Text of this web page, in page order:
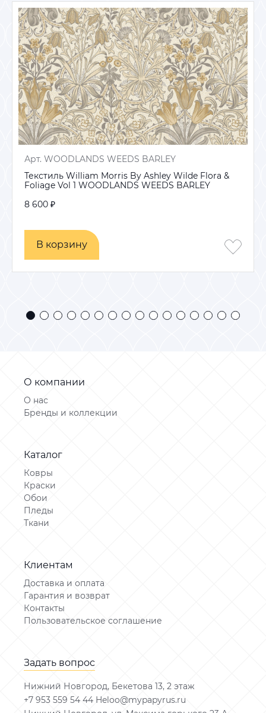
Арт. WOODLANDS WEEDS BARLEY
Текстиль William Morris By Ashley Wilde Flora &
Foliage Vol 1 WOODLANDS WEEDS BARLEY
8 600 ₽
В корзину
В корзину
О компании
О нас
Бренды и коллекции
Каталог
Ковры
Краски
Обои
Пледы
Ткани
Клиентам
Доставка и оплата
Гарантия и возврат
Контакты
Пользовательское соглашение
Задать вопрос
Нижний Новгород, Бекетова 13, 2 этаж
+7 953 559 54 44 Heloo@mypapyrus.ru